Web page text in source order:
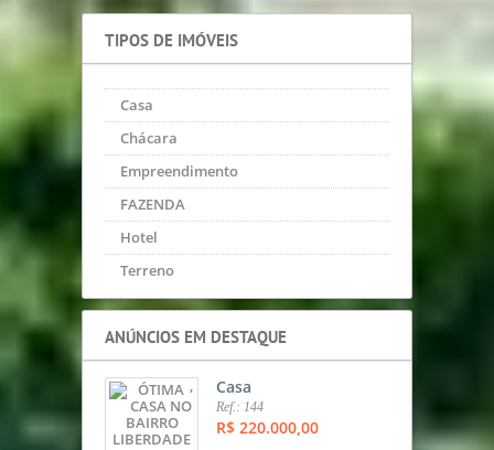
TIPOS DE IMÓVEIS
Casa
Chácara
Empreendimento
FAZENDA
Hotel
Terreno
ANÚNCIOS EM DESTAQUE
, Casa
Ref.: 144
R$ 220.000,00